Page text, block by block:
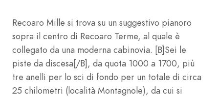
Recoaro Mille si trova su un suggestivo pianoro
sopra il centro di Recoaro Terme, al quale è
collegato da una moderna cabinovia. [B]Sei le
piste da discesa[/B], da quota 1000 a 1700, più
tre anelli per lo sci di fondo per un totale di circa
25 chilometri (località Montagnole), da cui si